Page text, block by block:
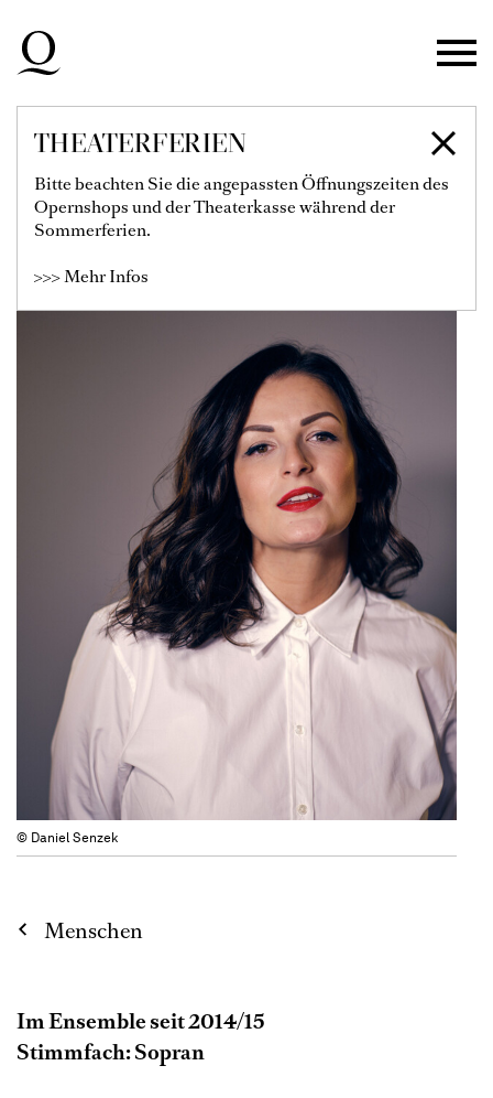
Zur Hauptnavigation springen
Zum Hauptinhalt springen
Zum Footer springen
THEATERFERIEN
Bitte beachten Sie die angepassten Öffnungszeiten des
Opernshops und der Theaterkasse während der
Sommerferien.
>>> Mehr Infos
LUIZA FATYOL
© Daniel Senzek
Menschen
Im Ensemble seit 2014/15
Stimmfach: Sopran